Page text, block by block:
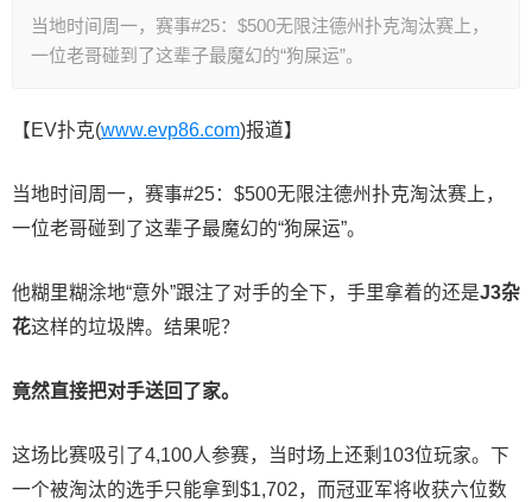
当地时间周一，赛事#25：$500无限注德州扑克淘汰赛上，
一位老哥碰到了这辈子最魔幻的“狗屎运”。
【EV扑克(www.evp86.com)报道】
当地时间周一，赛事#25：$500无限注德州扑克淘汰赛上，
一位老哥碰到了这辈子最魔幻的“狗屎运”。
他糊里糊涂地“意外”跟注了对手的全下，手里拿着的还是J3杂
花这样的垃圾牌。结果呢？
竟然直接把对手送回了家。
这场比赛吸引了4,100人参赛，当时场上还剩103位玩家。下
一个被淘汰的选手只能拿到$1,702，而冠亚军将收获六位数